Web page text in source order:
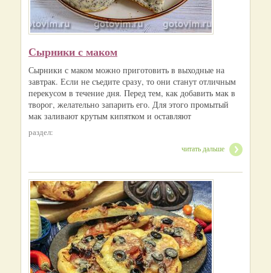
Сырники с маком
Сырники с маком можно приготовить в выходные на
завтрак. Если не съедите сразу, то они станут отличным
перекусом в течение дня. Перед тем, как добавить мак в
творог, желательно запарить его. Для этого промытый
мак заливают крутым кипятком и оставляют
раздел:
читать дальше